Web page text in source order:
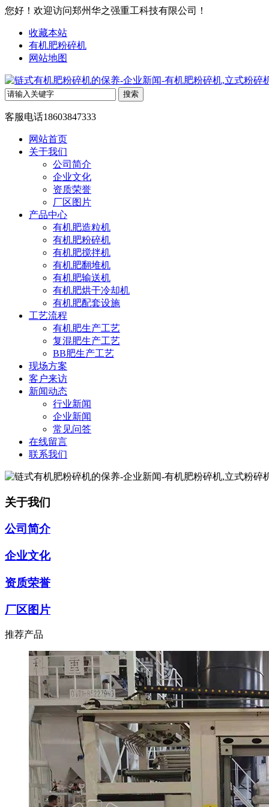
您好！欢迎访问郑州华之强重工科技有限公司！
收藏本站
有机肥粉碎机
网站地图
客服电话18603847333
网站首页
关于我们
公司简介
企业文化
资质荣誉
厂区图片
产品中心
有机肥造粒机
有机肥粉碎机
有机肥搅拌机
有机肥翻堆机
有机肥输送机
有机肥烘干冷却机
有机肥配套设施
工艺流程
有机肥生产工艺
复混肥生产工艺
BB肥生产工艺
现场方案
客户来访
新闻动态
行业新闻
企业新闻
常见问答
在线留言
联系我们
关于我们
公司简介
企业文化
资质荣誉
厂区图片
推荐产品